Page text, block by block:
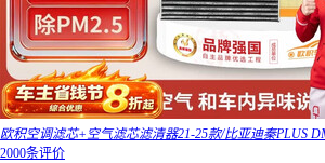
欧积空调滤芯+空气滤芯滤清器21-25款/比亚迪秦PLUS
2000条评价